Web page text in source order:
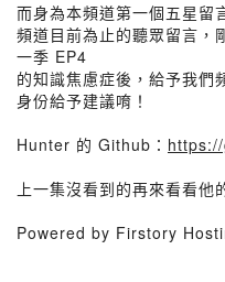
而身為本頻道第一個五星留
頻道目前為止的聽眾留言，
一季 EP4
的知識焦慮症後，給予我
身份給予建議唷！
Hunter 的 Github：
上一集沒看到的再來看看
Powered by Firstory